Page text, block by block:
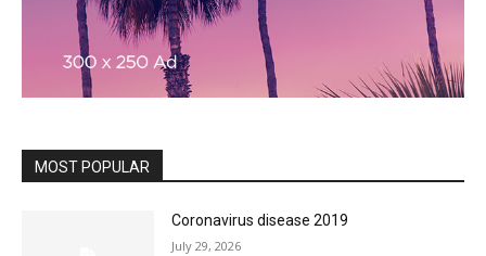
MOST POPULAR
Coronavirus disease 2019
July 29, 2026